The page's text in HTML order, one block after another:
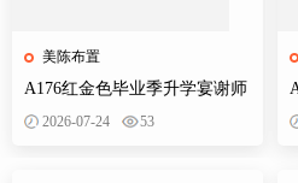
美陈布置
A176红金色毕业季升学宴谢师
宴金榜题名开学派对背景布置
2026-07-24 53